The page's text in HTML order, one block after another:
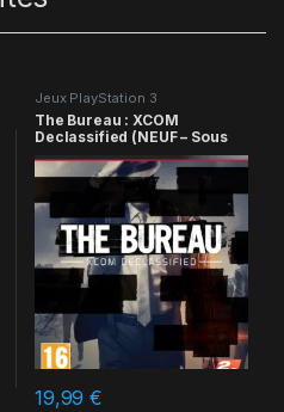
Jeux PlayStation 3
The Bureau : XCOM
Declassified (NEUF – Sous
19,99€